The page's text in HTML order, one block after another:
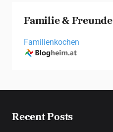
Familie & Freunde
Familienkochen
Recent Posts